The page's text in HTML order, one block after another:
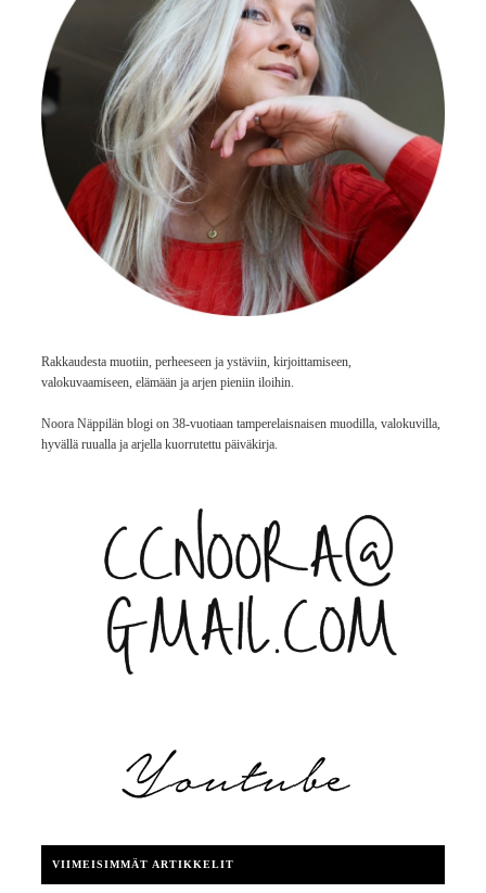
Rakkaudesta muotiin, perheeseen ja ystäviin, kirjoittamiseen,
valokuvaamiseen, elämään ja arjen pieniin iloihin.
Noora Näppilän blogi on 38-vuotiaan tamperelaisnaisen muodilla, valokuvilla,
hyvällä ruualla ja arjella kuorrutettu päiväkirja.
VIIMEISIMMÄT ARTIKKELIT